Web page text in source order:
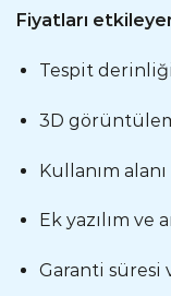
Fiyatları
Tespit
3D
Kullanım
Ek yazılım ve
Garanti süresi